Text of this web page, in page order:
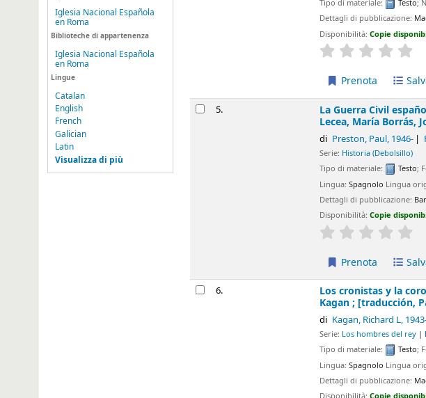
Iglesia Nacional Española
en Roma
Biblioteche di appartenenza
Iglesia Nacional Española
en Roma
Lingue
Catalan
English
French
Galician
Latin
Visualizza di più
Dettagli di pubblicazione: Madrid : Centro de
Copie disponibili per il prestito:
Average : 0.0 out of 5
5. La Guerra Civil española :
Borrás, Jordi Beltrán.
, 1946- Rodríguez de
Historia (Debolsillo)
Testo; Formato:stampa
Lingua originale:Inglese
Dettagli di pubblicazione:Barcelona : Debolsillo,
Copie disponibili per il prestito:
Average : 0.0 out of 5
6. Los cronistas y la corona : la
[traducción, Pablo Sánchez León].
Kagan, Richard L, 1943- Sánchez
Los hombres del rey|Hombres del rey
Testo; Forma letteraria:
Lingua originale:Inglese
Dettagli di pubblicazione:Madrid : Centro de
Copie disponibili per il prestito: